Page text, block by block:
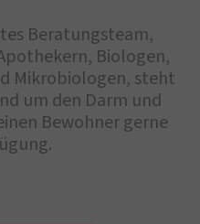
Beratungsteam,
Biologen,
Mikrobiologen, steht
um den Darm und
Bewohner gerne